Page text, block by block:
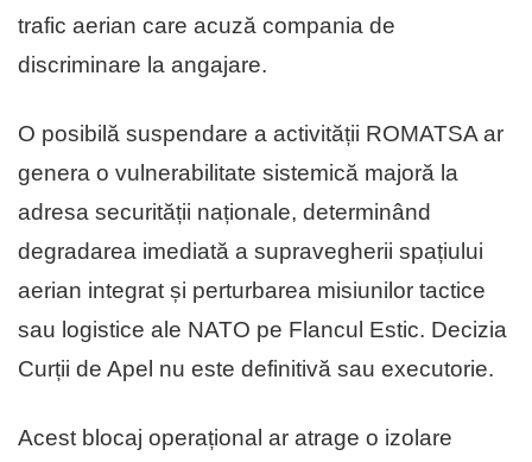
trafic aerian care acuză compania de
discriminare la angajare.
O posibilă suspendare a activității ROMATSA ar
genera o vulnerabilitate sistemică majoră la
adresa securității naționale, determinând
degradarea imediată a supravegherii spațiului
aerian integrat și perturbarea misiunilor tactice
sau logistice ale NATO pe Flancul Estic. Decizia
Curții de Apel nu este definitivă sau executorie.
Acest blocaj operațional ar atrage o izolare